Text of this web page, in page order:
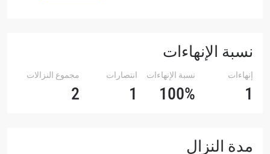
نسبة الإنهاءات
إنهاءات
1
نسبة الإنهاءات
100%
انتصارات
1
مجموع النزالات
2
مدة النزال